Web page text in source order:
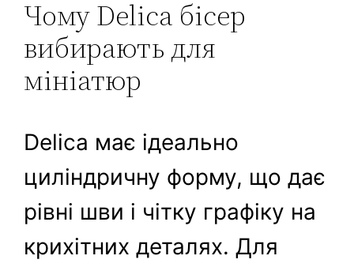
Чому Delica бісер
вибирають для
мініатюр
Delica має ідеально
циліндричну форму, що дає
рівні шви і чітку графіку на
крихітних деталях. Для